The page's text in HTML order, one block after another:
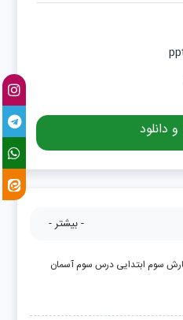
دانلود
- بیشتر -
سوم ابتدایی درس سوم آسمان